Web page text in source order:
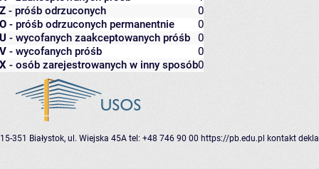
Z - próśb odrzuconych
0
O - próśb odrzuconych permanentnie
0
U - wycofanych zaakceptowanych próśb
0
V - wycofanych próśb
0
X - osób zarejestrowanych w inny sposób0
15-351 Białystok, ul. Wiejska 45A tel: +48 746 90 00 https://pb.edu.pl kontakt